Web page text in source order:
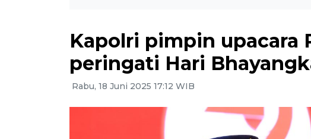
Kapolri pimpin upacara
peringati Hari
Rabu, 18 Juni 2025 17:12 WIB